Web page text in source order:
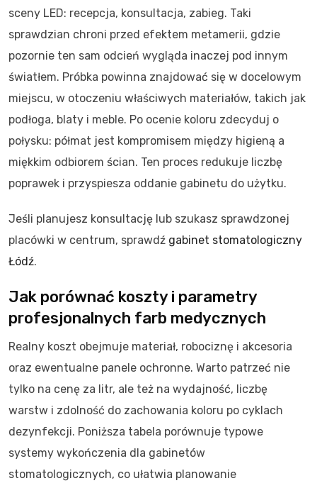
sceny LED: recepcja, konsultacja, zabieg. Taki
sprawdzian chroni przed efektem metamerii, gdzie
pozornie ten sam odcień wygląda inaczej pod innym
światłem. Próbka powinna znajdować się w docelowym
miejscu, w otoczeniu właściwych materiałów, takich jak
podłoga, blaty i meble. Po ocenie koloru zdecyduj o
połysku: półmat jest kompromisem między higieną a
miękkim odbiorem ścian. Ten proces redukuje liczbę
poprawek i przyspiesza oddanie gabinetu do użytku.
Jeśli planujesz konsultację lub szukasz sprawdzonej
placówki w centrum, sprawdź gabinet stomatologiczny
Łódź.
Jak porównać koszty i parametry
profesjonalnych farb medycznych
Realny koszt obejmuje materiał, robociznę i akcesoria
oraz ewentualne panele ochronne. Warto patrzeć nie
tylko na cenę za litr, ale też na wydajność, liczbę
warstw i zdolność do zachowania koloru po cyklach
dezynfekcji. Poniższa tabela porównuje typowe
systemy wykończenia dla gabinetów
stomatologicznych, co ułatwia planowanie